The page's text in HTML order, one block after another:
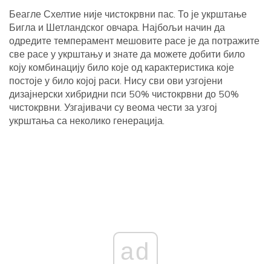
Беагле Схелтие није чистокрвни пас. То је укрштање
Бигла и Шетландског овчара. Најбољи начин да
одредите темперамент мешовите расе је да потражите
све расе у укрштању и знате да можете добити било
коју комбинацију било које од карактеристика које
постоје у било којој раси. Нису сви ови узгојени
дизајнерски хибридни пси 50% чистокрвни до 50%
чистокрвни. Узгајивачи су веома чести за узгој
укрштања са неколико генерација.
ad